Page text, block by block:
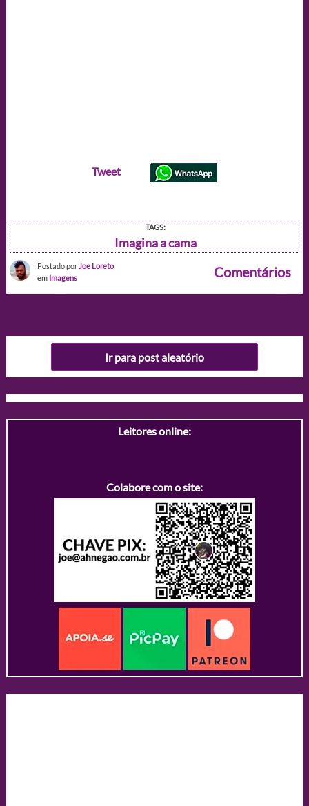
Tweet
TAGS:
Imagina a cama
Postado por Joe Loreto
em Imagens Comentários
Ir para post aleatório
Leitores online:
Colabore com o site: